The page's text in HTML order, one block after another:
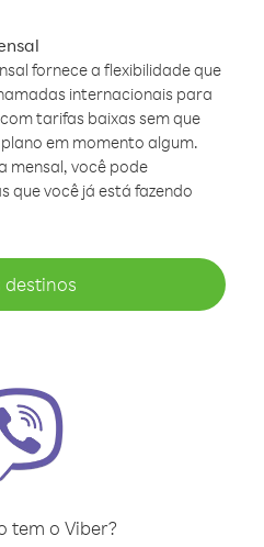
fornece a flexibilidade que
internacionais para
tarifas baixas sem que
em momento algum.
mensal, você pode
que você já está fazendo
destinos
tem o Viber?